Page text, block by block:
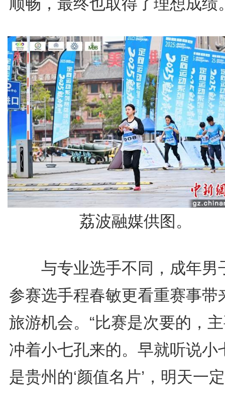
荔波融媒供图。
与专业选手不同，成年男
参赛选手程春敏更看重赛事带
旅游机会。“比赛是次要的，
冲着小七孔来的。早就听说小
是贵州的‘颜值名片’，明天一